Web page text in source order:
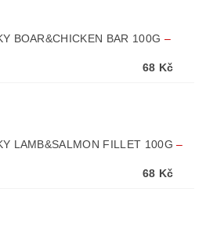
BOAR&CHICKEN BAR 100G –
68 Kč
LAMB&SALMON FILLET 100G–
68 Kč